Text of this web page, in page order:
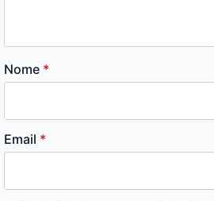
Nome *
Email *